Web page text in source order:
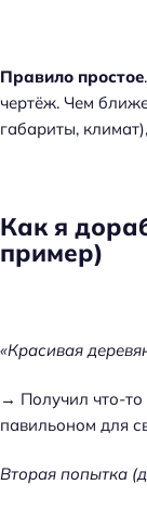
Правило простое
чертёж. Чем
габариты,
Как я
пример)
«Красивая
→ Получил что-
павильоном для
Вторая попытка